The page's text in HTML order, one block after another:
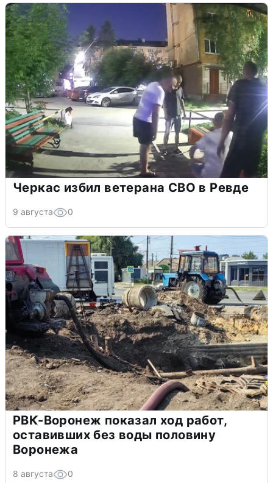
Черкас избил ветерана СВО в Ревде
9 августа 0
РВК-Воронеж показал ход работ,
оставивших без воды половину
Воронежа
8 августа 0